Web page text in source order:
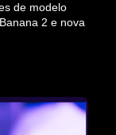
de modelo
2 e nova